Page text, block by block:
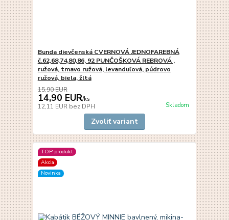
Bunda dievčenská CVERNOVÁ JEDNOFAREBNÁ
č.62,68,74,80,86, 92 PUNČOŠKOVÁ REBROVÁ ,
ružová, tmavo ružová, levanduľová, púdrovo
ružová, biela, žltá
15,90 EUR
14,90 EUR/ks
12,11 EUR bez DPH Skladom
Zvoliť variant
TOP produkt
Akcia
Novinka